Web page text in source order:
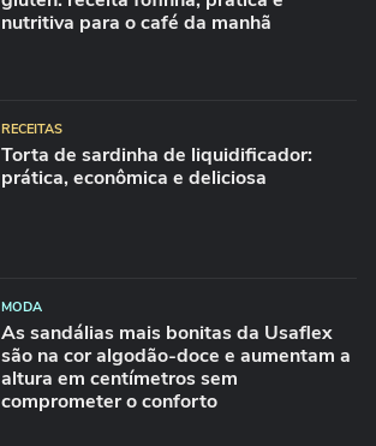
nutritiva para o café da manhã
RECEITAS
Torta de sardinha de liquidificador:
prática, econômica e deliciosa
MODA
As sandálias mais bonitas da Usaflex
são na cor algodão-doce e aumentam a
altura em centímetros sem
comprometer o conforto